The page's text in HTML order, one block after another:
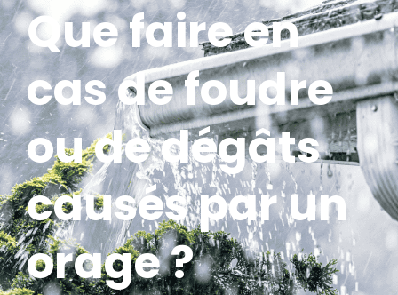
Que faire en
cas de foudre
ou de dégâts
causés par un
orage ?